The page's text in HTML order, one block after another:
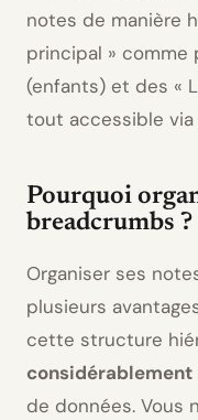
notes de manière
principal » comme
(enfants) et des «
tout accessible
Pourquoi
breadcrumbs ?
Organiser ses
plusieurs
cette structure
de données. Vous